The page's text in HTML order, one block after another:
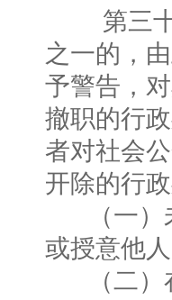
第三十
之一的，
予警告，
撤职的行
者对社会
开除的行
（一）
或授意他
（二）